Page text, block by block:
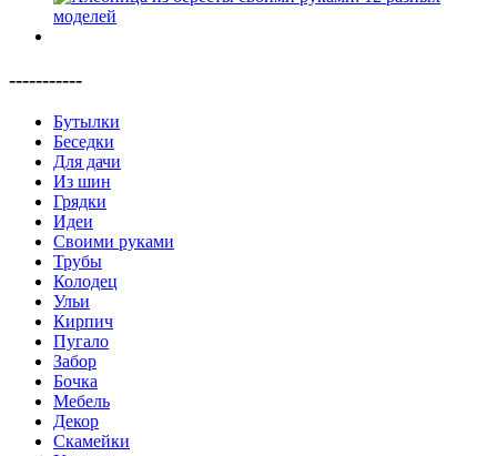
-----------
Бутылки
Беседки
Для дачи
Из шин
Грядки
Идеи
Своими руками
Трубы
Колодец
Ульи
Кирпич
Пугало
Забор
Бочка
Мебель
Декор
Скамейки